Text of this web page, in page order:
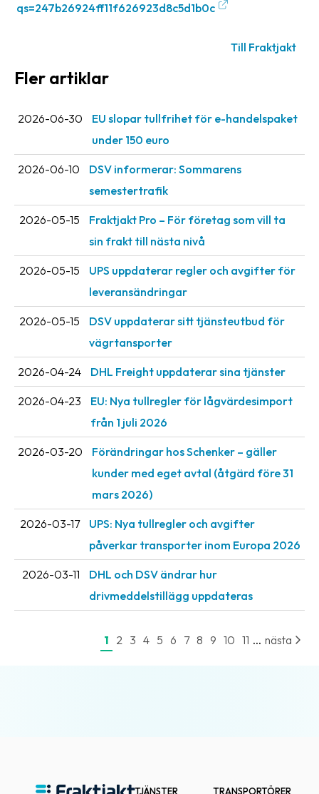
Integritet
farligt
qs=247b26924ff11f626923d8c5d1b0c
Till Fraktjakt
Fler artiklar
2026-06-30
EU slopar tullfrihet för e-handelspaket
under 150 euro
2026-06-10
DSV informerar: Sommarens
semestertrafik
2026-05-15
Fraktjakt Pro – För företag som vill ta
sin frakt till nästa nivå
2026-05-15
UPS uppdaterar regler och avgifter för
leveransändringar
2026-05-15
DSV uppdaterar sitt tjänsteutbud för
vägrtansporter
2026-04-24 DHL Freight uppdaterar sina tjänster
2026-04-23
EU: Nya tullregler för låg­värdesimport
från 1 juli 2026
2026-03-20
Förändringar hos Schenker – gäller
kunder med eget avtal (åtgärd före 31
mars 2026)
2026-03-17
UPS: Nya tullregler och avgifter
påverkar transporter inom Europa 2026
2026-03-11
DHL och DSV ändrar hur
drivmeddelstillägg uppdateras
1 2 3 4 5 6 7 8 9 10 11 ... nästa
TJÄNSTER
TRANSPORTÖRER